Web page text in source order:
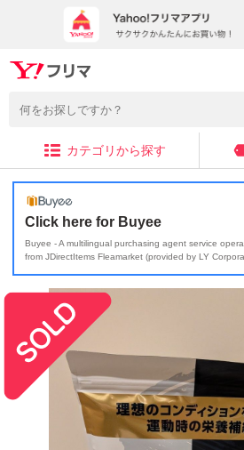
カテゴリから探す
Click here for Buyee
Buyee - A multilingual purchasing agent service
from JDirectItems Fleamarket (provided by LY